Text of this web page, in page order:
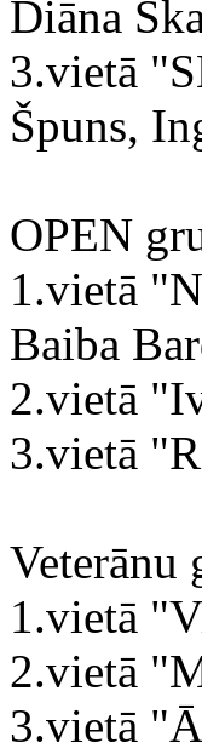
Diāna
3.vietā
Špuns,
OPEN
1.vietā
Baiba
2.vietā
3.vietā
Veterānu
1.vietā
2.vietā
3.vietā